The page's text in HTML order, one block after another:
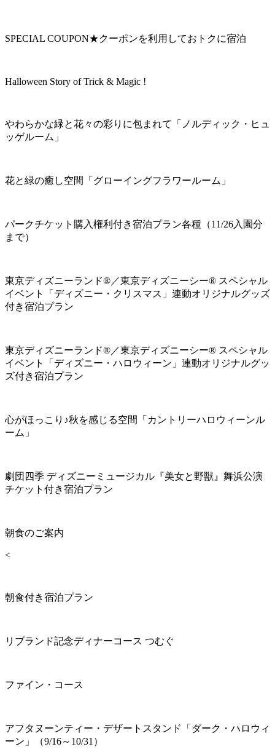
SPECIAL COUPON★クーポンを利用しておトクに宿泊
Halloween Story of Trick & Magic !
やわらかな緑と花々の彩りに包まれて「ノルディック・ヒュ
ッゲルーム」
花と緑の癒し空間「グローイングフラワールーム」
パークチケット購入権利付き宿泊プラン各種（11/26入園分
まで）
東京ディズニーランド®／東京ディズニーシー® スペシャル
イベント「ディズニー・クリスマス」連動オリジナルグッズ
付き宿泊プラン
東京ディズニーランド®／東京ディズニーシー® スペシャル
イベント「ディズニー・ハロウィーン」連動オリジナルグッ
ズ付き宿泊プラン
心がほっこり♪秋を感じる空間「カントリーハロウィーンル
ーム」
劇団四季 ディズニーミュージカル『美女と野獣』舞浜公演
チケット付き宿泊プラン
朝食のご案内
<
朝食付き宿泊プラン
リブランド記念ディナーコース つむぐ
ファイン・コース
アフタヌーンティー・デザートスタンド「ダーク・ハロウィ
ーン」（9/16～10/31）